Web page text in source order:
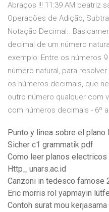
Abraços !!! 11:39 AM beatriz
Operações de Adição,
Notação Decimal..
decimal de um número
exemplo: Entre os números
número natural, para
os números decimais, que
outro número qualquer com
com números decimais - 6º
Punto y linea sobre el plano
Sicher c1 grammatik pdf
Como leer planos electricos
Http_ unars.ac.id
Canzoni in tedesco famose
Eric morris rol yapmayın
Contoh surat mou